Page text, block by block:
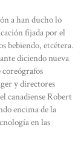
a han ducho lo
fijada por el
bebiendo, etcétera.
diciendo nueva
y directores
canadiense Robert
encima de la
en las